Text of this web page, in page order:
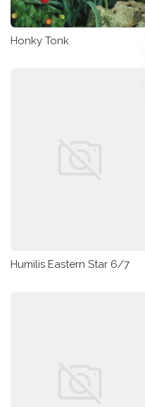
Honky Tonk
Humilis Eastern Star 6/7